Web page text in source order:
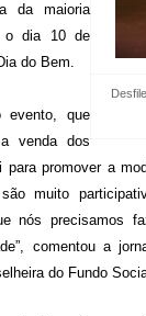
da maioria
o dia 10 de
do Bem.
evento, que
venda dos
promover a
muito
nós precisamos
comentou a
do Fundo